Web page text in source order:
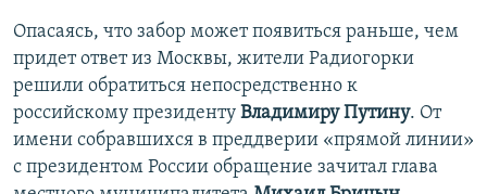
Опасаясь, что забор может появиться раньше, чем
придет ответ из Москвы, жители Радиогорки
решили обратиться непосредственно к
российскому президенту Владимиру Путину. От
имени собравшихся в преддверии «прямой линии»
с президентом России обращение зачитал глава